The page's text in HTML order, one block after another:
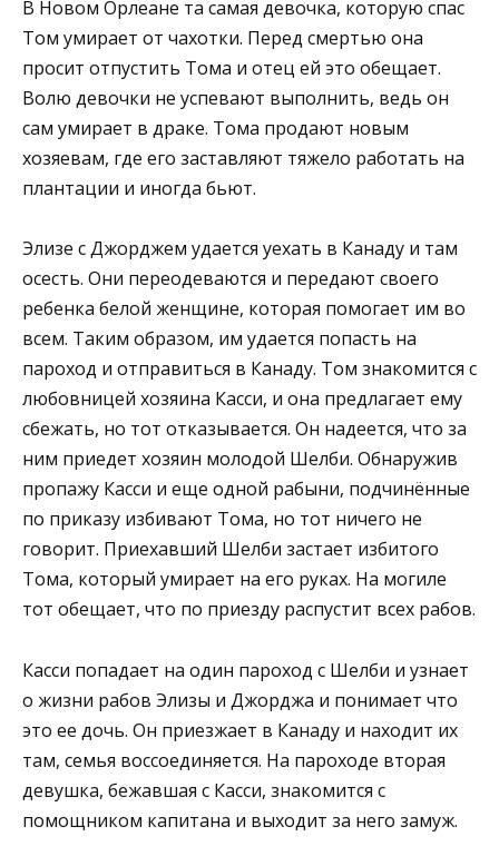
В Новом Орлеане та самая девочка, которую спас
Том умирает от чахотки. Перед смертью она
просит отпустить Тома и отец ей это обещает.
Волю девочки не успевают выполнить, ведь он
сам умирает в драке. Тома продают новым
хозяевам, где его заставляют тяжело работать на
плантации и иногда бьют.
Элизе с Джорджем удается уехать в Канаду и там
осесть. Они переодеваются и передают своего
ребенка белой женщине, которая помогает им во
всем. Таким образом, им удается попасть на
пароход и отправиться в Канаду. Том знакомится с
любовницей хозяина Касси, и она предлагает ему
сбежать, но тот отказывается. Он надеется, что за
ним приедет хозяин молодой Шелби. Обнаружив
пропажу Касси и еще одной рабыни, подчинённые
по приказу избивают Тома, но тот ничего не
говорит. Приехавший Шелби застает избитого
Тома, который умирает на его руках. На могиле
тот обещает, что по приезду распустит всех рабов.
Касси попадает на один пароход с Шелби и узнает
о жизни рабов Элизы и Джорджа и понимает что
это ее дочь. Он приезжает в Канаду и находит их
там, семья воссоединяется. На пароходе вторая
девушка, бежавшая с Касси, знакомится с
помощником капитана и выходит за него замуж.